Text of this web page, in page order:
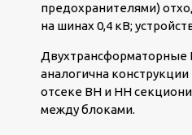
предохранителями)
на шинах 0,4 кВ;
Двухтрансформаторные
аналогична
отсеке ВН и НН
между блоками.